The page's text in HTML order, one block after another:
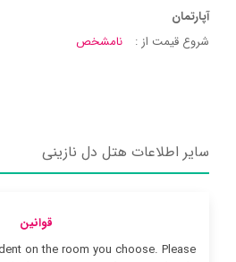
آپارتمان
شروع قیمت از :
نامشخص
سایر اطلاعات هتل دل نازینی
قوانین
on the room you choose. Please